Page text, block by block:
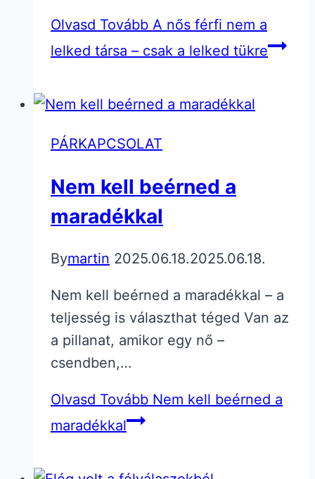
Olvasd Tovább A nős férfi nem a
lelked társa – csak a lelked tükre
PÁRKAPCSOLAT
Nem kell beérned a
maradékkal
Bymartin 2025.06.18.2025.06.18.
Nem kell beérned a maradékkal – a
teljesség is választhat téged Van az
a pillanat, amikor egy nő –
csendben,…
Olvasd Tovább Nem kell beérned a
maradékkal